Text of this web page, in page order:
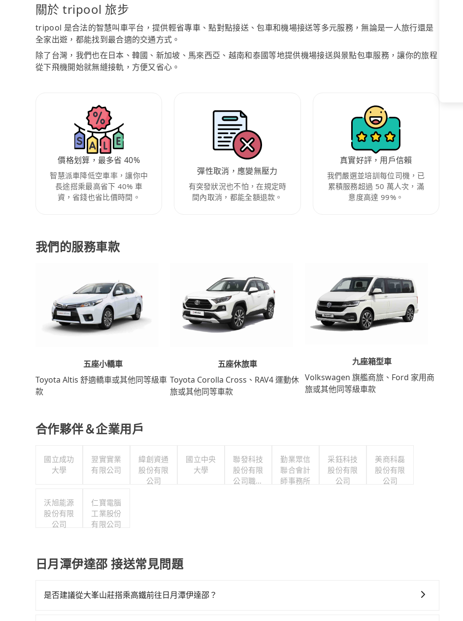
關於 tripool 旅步
tripool 是合法的智慧叫車平台，提供輕省專車、點對點接送、包車和機場接送等多元服務，無論是一人旅行還是
全家出遊，都能找到最合適的交通方式。
除了台灣，我們也在日本、韓國、新加坡、馬來西亞、越南和泰國等地提供機場接送與景點包車服務，讓你的旅程
從下飛機開始就無縫接軌，方便又省心。
價格划算，最多省 40%
智慧派車降低空車率，讓你中
長途搭乘最高省下 40% 車
資，省錢也省比價時間。
彈性取消，應變無壓力
有突發狀況也不怕，在規定時
間內取消，都能全額退款。
真實好評，用戶信賴
我們嚴選並培訓每位司機，已
累積服務超過 50 萬人次，滿
意度高達 99%。
我們的服務車款
五座小轎車
Toyota Altis 舒適轎車或其他同等級車
款
五座休旅車
Toyota Corolla Cross、RAV4 運動休
旅或其他同等車款
九座箱型車
Volkswagen 旗艦商旅、Ford 家用商
旅或其他同等級車款
合作夥伴＆企業用戶
國立成功
大學
翌實實業
有限公司
緯創資通
股份有限
公司
國立中央
大學
聯發科技
股份有限
公司職工
勤業眾信
聯合會計
師事務所
采鈺科技
股份有限
公司
美商科磊
股份有限
公司
沃旭能源
股份有限
公司
仁寶電腦
工業股份
有限公司
日月潭伊達邵 接送常見問題
是否建議從大峯山莊搭乘高鐵前往日月潭伊達邵？